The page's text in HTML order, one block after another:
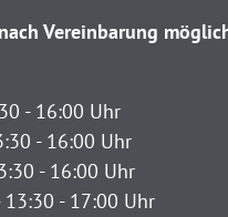
Vereinbarung
- 16:00 Uhr
- 16:00 Uhr
- 16:00 Uhr
- 17:00 Uhr